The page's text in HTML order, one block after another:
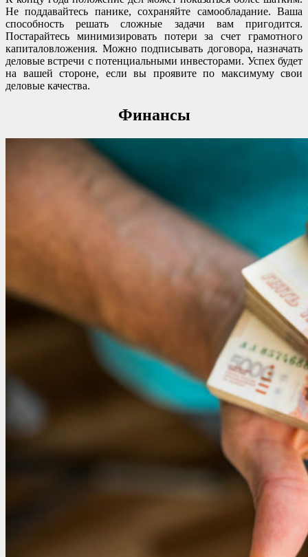
Не поддавайтесь панике, сохраняйте самообладание. Ваша
способность решать сложные задачи вам пригодится.
Постарайтесь минимизировать потери за счет грамотного
капиталовложения. Можно подписывать договора, назначать
деловые встречи с потенциальными инвесторами. Успех будет
на вашей стороне, если вы проявите по максимуму свои
деловые качества.
Финансы